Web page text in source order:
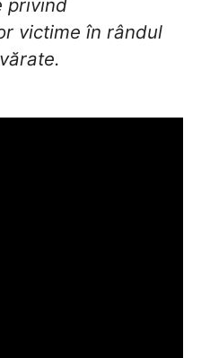
privind
victime în rândul